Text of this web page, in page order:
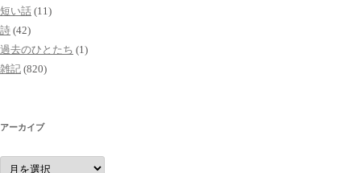
短い話 (11)
詩 (42)
過去のひとたち (1)
雑記 (820)
アーカイブ
ア